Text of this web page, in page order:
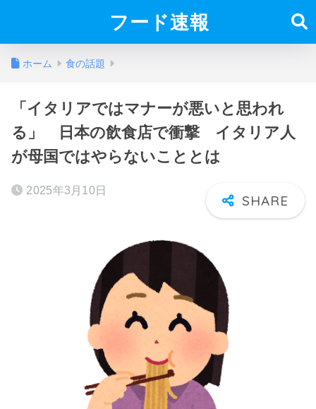
フード速報
ホーム 食の話題
「イタリアではマナーが悪いと思われ
る」 日本の飲食店で衝撃 イタリア人
が母国ではやらないこととは
2025年3月10日